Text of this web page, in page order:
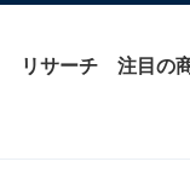
リサーチ 注目の